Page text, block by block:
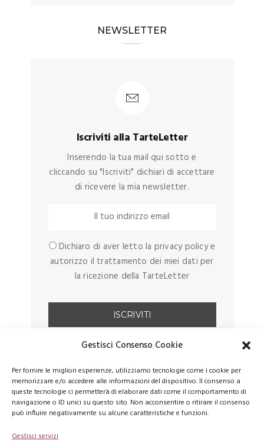
Gestisci Consenso Cookie
Per fornire le migliori esperienze, utilizziamo tecnologie come i cookie per
memorizzare e/o accedere alle informazioni del dispositivo. Il consenso a
queste tecnologie ci permetterà di elaborare dati come il comportamento di
navigazione o ID unici su questo sito. Non acconsentire o ritirare il consenso
può influire negativamente su alcune caratteristiche e funzioni.
Gestisci servizi
NEWSLETTER
Iscriviti alla TarteLetter
Inserendo la tua mail qui sotto e
cliccando su "Iscriviti" dichiari di accettare
di ricevere la mia newsletter.
Dichiaro di aver letto la privacy policy e
autorizzo il trattamento dei miei dati per
la ricezione della TarteLetter